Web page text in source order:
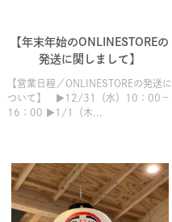
【年末年始のONLINESTOREの
発送に関しまして】
【営業日程／ONLINESTOREの発送に
ついて】 ▶12/31（水）10：00－
16：00 ▶1/1（木...